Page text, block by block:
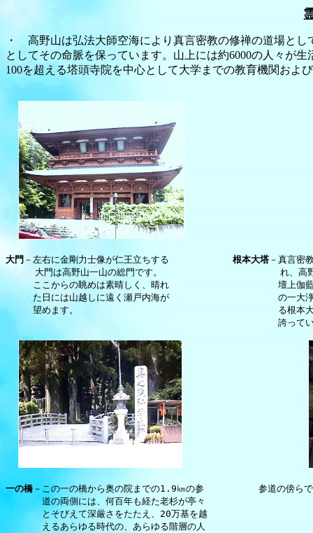
・ 高野山は弘法大師空海により真言密教の修禅の道場とし
としてその命脈を保っています。山上には約6000の人々が
100を超える塔頭寺院を中心として大学までの教育機関およ
大門 －左右に金剛力士像が仁王立ちする 根本大塔 －真言密
大門は高野山一山の総門です。　　　　　　　　　　　　　れ、高
ここからの眺めは素晴しく、晴れ　　　　　　　　　　　　壇上
た日には山越しに遠く瀬戸内海が　　　　　　　　　　　　の一大浄
望めます。　　　　　　　　　　　　　　　　　　　　　　る根本
誇っています
一の橋 －この一の橋から奥の院までの1.9㎞の参　　　　　　参道の傍ら
道の両側には、何百年も経た老杉が亭々
とそびえて深厳さをたたえ、20万基を越
えるあらゆる時代の、あらゆる階層の人